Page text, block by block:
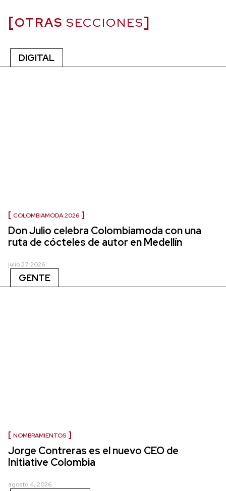
OTRAS SECCIONES
DIGITAL
COLOMBIAMODA 2026
Don Julio celebra Colombiamoda con una
ruta de cócteles de autor en Medellín
julio 27, 2026
GENTE
NOMBRAMIENTOS
Jorge Contreras es el nuevo CEO de
Initiative Colombia
agosto 4, 2026